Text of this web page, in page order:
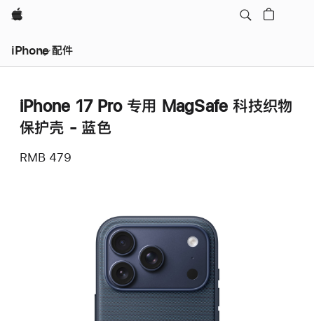
Apple
iPhone 配件
iPhone 17 Pro 专用 MagSafe 科技织物
保护壳 - 蓝色
RMB 479